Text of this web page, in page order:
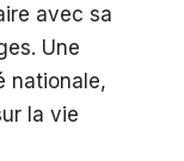
avec sa
Une
nationale,
la vie